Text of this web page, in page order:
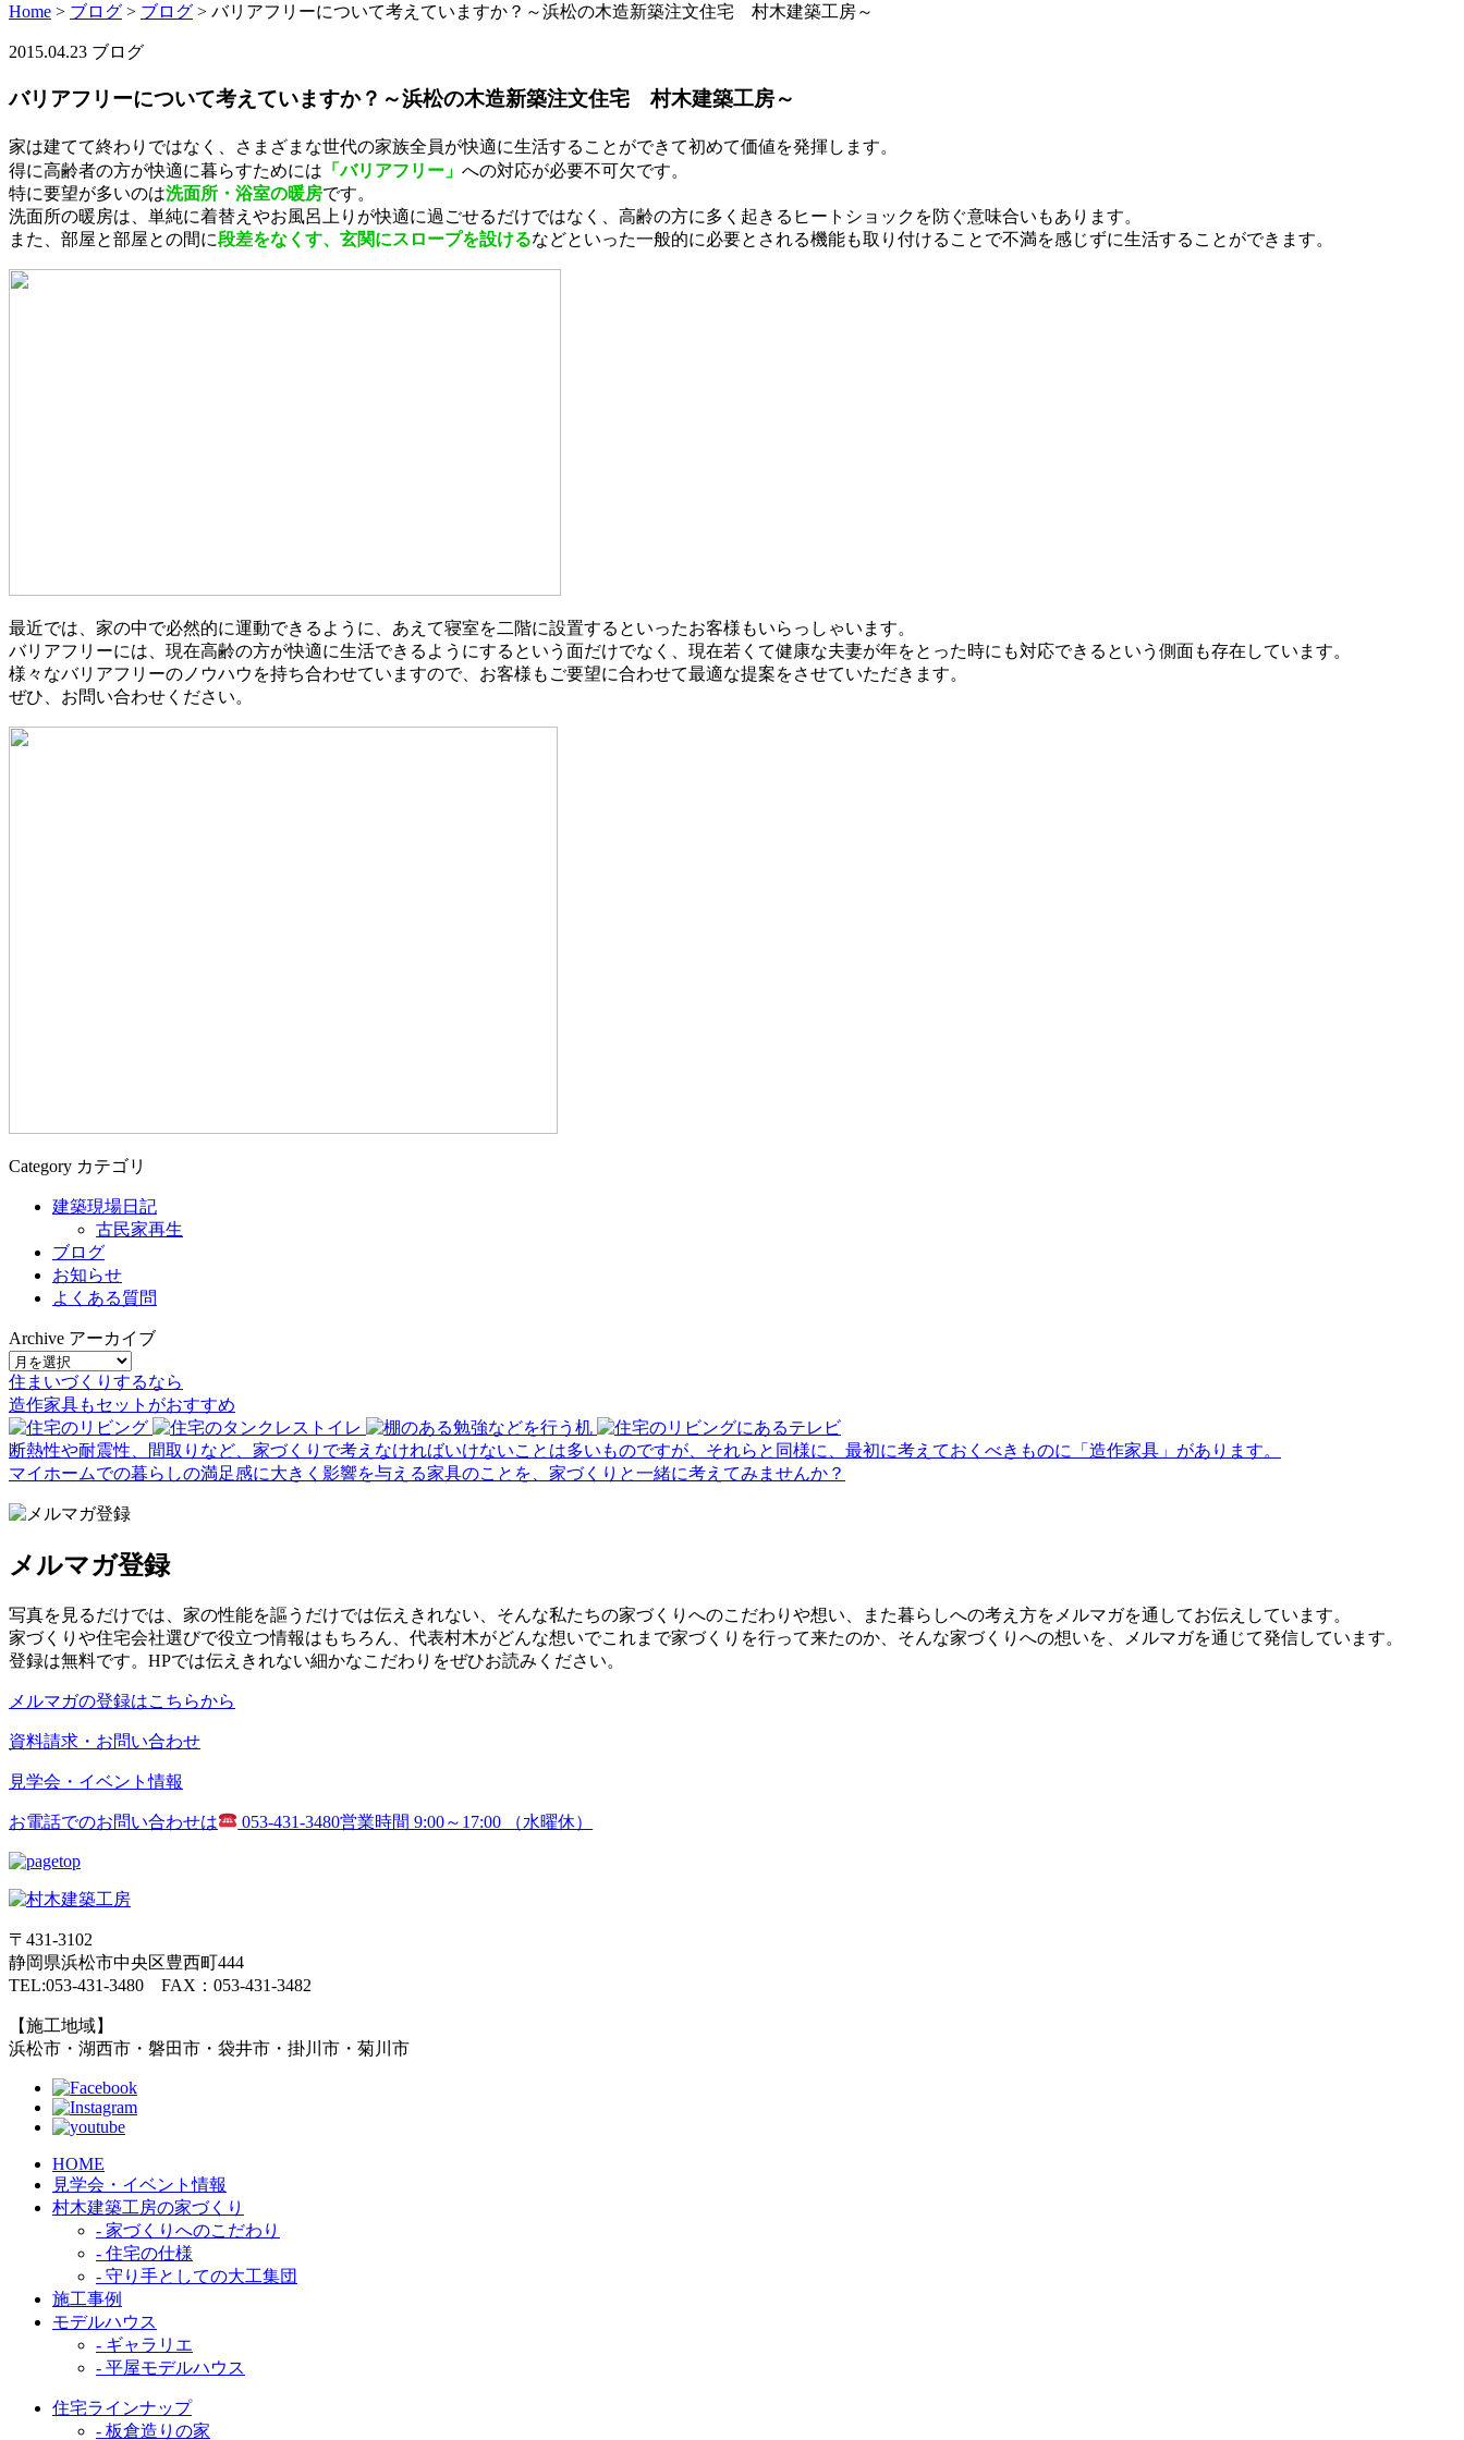
Home > ブログ > ブログ > バリアフリーについて考えていますか？～浜松の木造新築注文住宅 村木建築工房～
2015.04.23 ブログ
バリアフリーについて考えていますか？～浜松の木造新築注文住宅 村木建築工房～
家は建てて終わりではなく、さまざまな世代の家族全員が快適に生活することができて初めて価値を発揮します。
得に高齢者の方が快適に暮らすためには 「バリアフリー」 への対応が必要不可欠です。
特に要望が多いのは洗面所・浴室の暖房です。
洗面所の暖房は、単純に着替えやお風呂上りが快適に過ごせるだけではなく、高齢の方に多く起きるヒートショックを防ぐ意味合いもあります。
また、部屋と部屋との間に段差をなくす、玄関にスロープを設けるなどといった一般的に必要とされる機能も取り付けることで不満を感じずに生活することができます。
最近では、家の中で必然的に運動できるように、あえて寝室を二階に設置するといったお客様もいらっしゃいます。
バリアフリーには、現在高齢の方が快適に生活できるようにするという面だけでなく、現在若くて健康な夫妻が年をとった時にも対応できるという側面も存在しています。
様々なバリアフリーのノウハウを持ち合わせていますので、お客様もご要望に合わせて最適な提案をさせていただきます。
ぜひ、お問い合わせください。
Category カテゴリ
建築現場日記
古民家再生
ブログ
お知らせ
よくある質問
Archive アーカイブ
住まいづくりするなら
造作家具もセット がおすすめ
断熱性や耐震性、間取りなど、家づくりで考えなければいけないことは多いものですが、それらと同様に、最初に考えておくべきものに「造作家具」があります。
マイホームでの暮らしの満足感に大きく影響を与える家具のことを、家づくりと一緒に考えてみませんか？
メルマガ登録
写真を見るだけでは、家の性能を謳うだけでは伝えきれない、そんな私たちの家づくりへのこだわりや想い、また暮らしへの考え方をメルマガを通してお伝えしています。
家づくりや住宅会社選びで役立つ情報はもちろん、代表村木がどんな想いでこれまで家づくりを行って来たのか、そんな家づくりへの想いを、メルマガを通じて発信しています。
登録は無料です。HPでは伝えきれない細かなこだわりをぜひお読みください。
メルマガの登録はこちらから
資料請求・お問い合わせ
見学会・イベント情報
お電話でのお問い合わせは 053-431-3480営業時間 9:00～17:00 （水曜休）
〒431-3102
静岡県浜松市中央区豊西町444
TEL:053-431-3480 FAX：053-431-3482
【施工地域】
浜松市・湖西市・磐田市・袋井市・掛川市・菊川市
HOME
見学会・イベント情報
村木建築工房の家づくり
- 家づくりへのこだわり
- 住宅の仕様
- 守り手としての大工集団
施工事例
モデルハウス
- ギャラリエ
- 平屋モデルハウス
住宅ラインナップ
- 板倉造りの家